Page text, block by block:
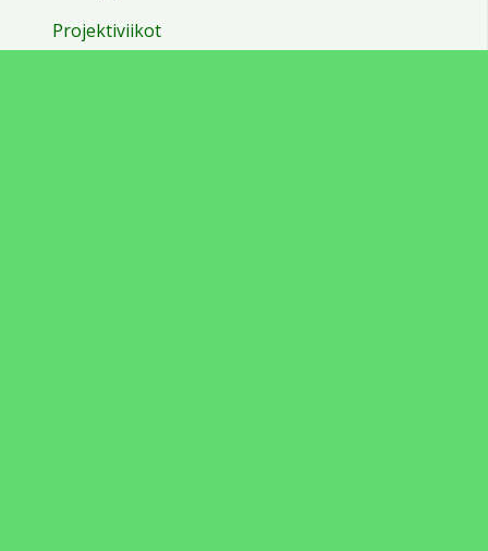
Projektiviikot